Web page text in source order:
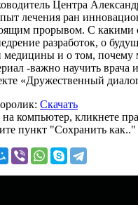
Центра
лечения ран
прорывом. С какими
разработок, о
медицины и о том, почему
-важно научить врача
«Дружественный
Скачать
на компьютер, кликнете
пункт "Сохранить как.."